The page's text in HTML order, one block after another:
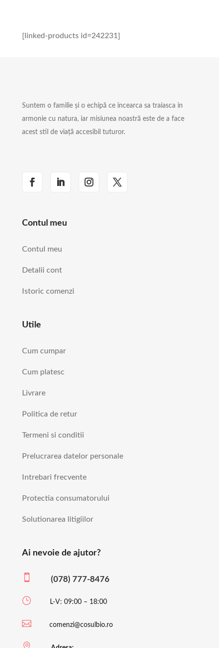
[linked-products id=242231]
Suntem o familie și o echipă ce incearca sa traiasca in
armonie cu natura, iar misiunea noastră este de a face
acest stil de viață accesibil tuturor.
Contul meu
Contul meu
Detalii cont
Istoric comenzi
Utile
Cum cumpar
Cum platesc
Livrare
Politica de retur
Termeni si conditii
Prelucrarea datelor personale
Intrebari frecvente
Protectia consumatorului
Solutionarea litigiilor
Ai nevoie de ajutor?
 (078) 777-8476
} L-V: 09:00 – 18:00
 comenzi@cosulbio.ro
